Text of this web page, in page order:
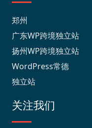
郑州
广东WP跨境独立站
扬州WP跨境独立站
WordPress常德
独立站
关注我们